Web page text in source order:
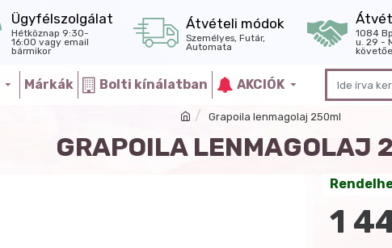
Ügyfélszolgálat
Hétköznap 9:30-
16:00 vagy email
bármikor
Átvételi módok
Személyes, Futár,
Automata
1084
u. 29 -
Márkák Bolti kínálatban AKCIÓK
Grapoila lenmagolaj 250ml
GRAPOILA LENMAGOLAJ
1